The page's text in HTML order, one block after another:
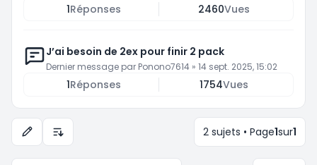
1Réponses 2460Vues
J’ai besoin de 2ex pour finir 2 pack
Dernier message par Ponono7614 » 14 sept. 2025, 15:02
1Réponses 1754Vues
Options d’affichage et de tri 2 sujets • Page1sur1